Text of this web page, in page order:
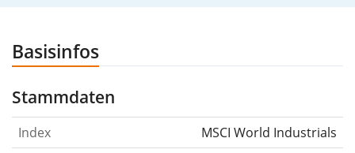
Basisinfos
Stammdaten
Index
MSCI World Industrials